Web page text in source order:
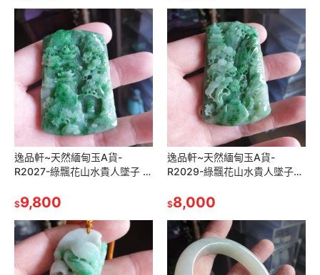
逸品軒~天然緬甸玉A貨-
R2027-綠飄花山水貴人墜子 長
工立體，顏色較深綠色濃郁
$9,800
逸品軒~天然緬甸玉A貨-
R2029-綠飄花山水貴人墜子
水頭好，雕工精細層次分明，
$8,000